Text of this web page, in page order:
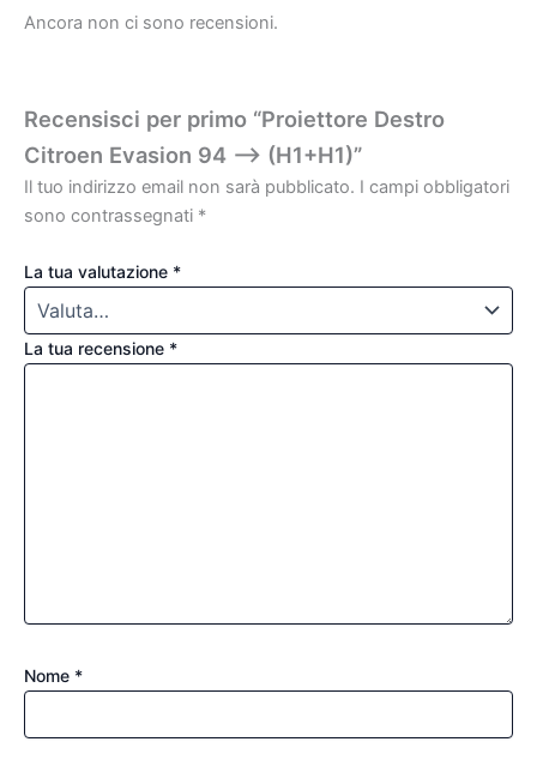
Ancora non ci sono recensioni.
Recensisci per primo “Proiettore Destro
Citroen Evasion 94 –> (H1+H1)”
Il tuo indirizzo email non sarà pubblicato. I campi obbligatori
sono contrassegnati *
La tua valutazione *
La tua recensione *
Nome *